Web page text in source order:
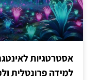
אסטרטגיות
למידה פרונטלית